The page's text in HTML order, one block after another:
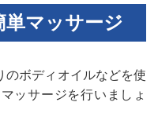
単マッサージ
のボディオイルなどを使
ッサージを行いましょ